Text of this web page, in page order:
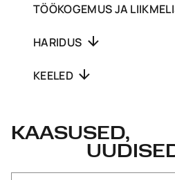
TÖÖKOGEMUS JA
HARIDUS
KEELED
KAASUSED,